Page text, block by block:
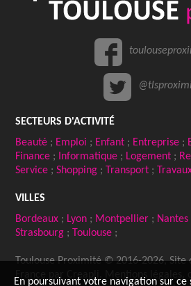
SECTEURS D'ACTIVITÉ
Beauté ; Emploi ; Enfant ; Entreprise ;
Finance ; Informatique ; Logement ;
Service ; Shopping ; Transport ;
VILLES
Bordeaux ; Lyon ; Montpellier ; Nantes
Strasbourg ; Toulouse ;
Toulouse Proximité © 2016-2026, Site
France par
Creapli Mentions légales
En poursuivant votre navigation sur ce